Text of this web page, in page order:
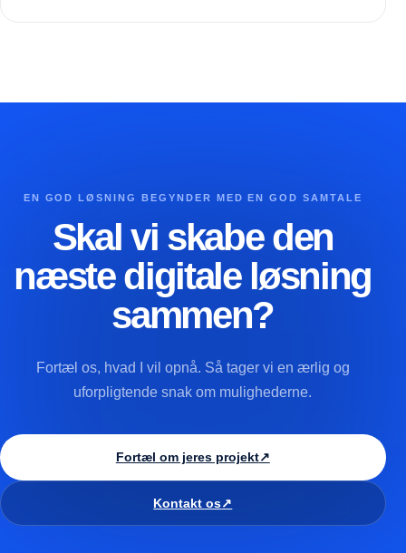
EN GOD LØSNING BEGYNDER MED EN GOD SAMTALE
Skal vi skabe den
næste digitale løsning
sammen?
Fortæl os, hvad I vil opnå. Så tager vi en ærlig og
uforpligtende snak om mulighederne.
Fortæl om jeres projekt↗
Kontakt os↗